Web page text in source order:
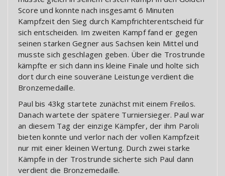
Score und konnte nach insgesamt 6 Minuten
Kampfzeit den Sieg durch Kampfrichterentscheid für
sich entscheiden. Im zweiten Kampf fand er gegen
seinen starken Gegner aus Sachsen kein Mittel und
musste sich geschlagen geben. Über die Trostrunde
kämpfte er sich dann ins kleine Finale und holte sich
dort durch eine souveräne Leistunge verdient die
Bronzemedaille.
Paul bis 43kg startete zunächst mit einem Freilos.
Danach wartete der spätere Turniersieger. Paul war
an diesem Tag der einzige Kämpfer, der ihm Paroli
bieten konnte und verlor nach der vollen Kampfzeit
nur mit einer kleinen Wertung. Durch zwei starke
Kämpfe in der Trostrunde sicherte sich Paul dann
verdient die Bronzemedaille.